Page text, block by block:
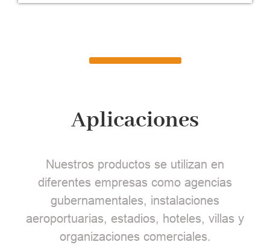
Aplicaciones
Nuestros productos se utilizan en
diferentes empresas como agencias
gubernamentales, instalaciones
aeroportuarias, estadios, hoteles, villas y
organizaciones comerciales.